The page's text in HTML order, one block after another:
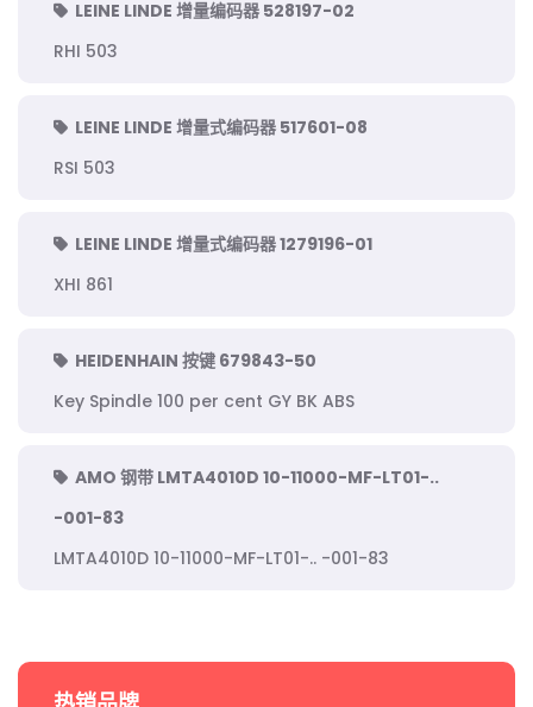
LEINE LINDE 增量编码器 528197-02
RHI 503
LEINE LINDE 增量式编码器 517601-08
RSI 503
LEINE LINDE 增量式编码器 1279196-01
XHI 861
HEIDENHAIN 按键 679843-50
Key Spindle 100 per cent GY BK ABS
AMO 钢带 LMTA4010D 10-11000-MF-LT01-..
-001-83
LMTA4010D 10-11000-MF-LT01-.. -001-83